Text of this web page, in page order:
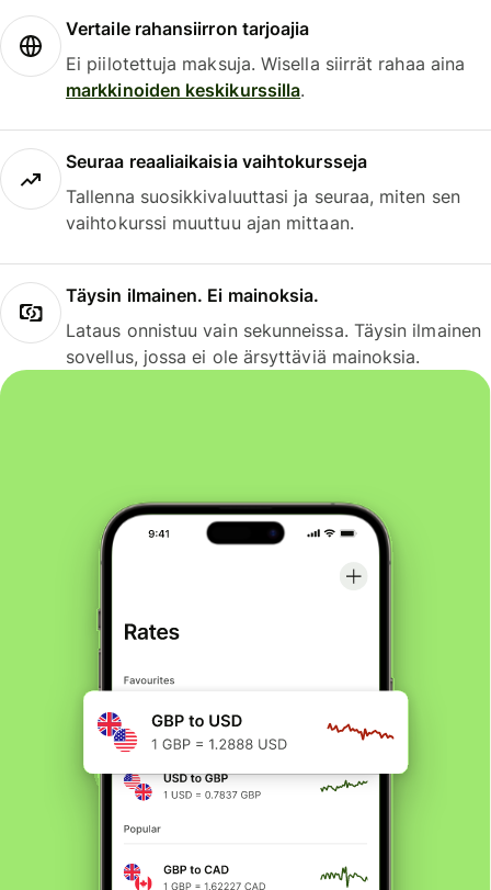
Vertaile rahansiirron tarjoajia
Ei piilotettuja maksuja. Wisella siirrät rahaa aina
markkinoiden keskikurssilla.
Seuraa reaaliaikaisia vaihtokursseja
Tallenna suosikkivaluuttasi ja seuraa, miten sen
vaihtokurssi muuttuu ajan mittaan.
Täysin ilmainen. Ei mainoksia.
Lataus onnistuu vain sekunneissa. Täysin ilmainen
sovellus, jossa ei ole ärsyttäviä mainoksia.